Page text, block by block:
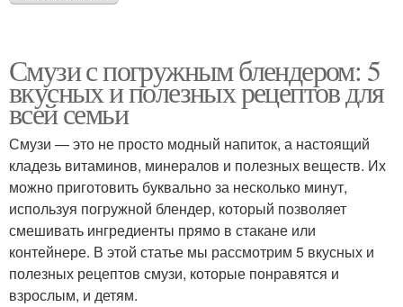
Смузи с погружным блендером: 5
вкусных и полезных рецептов для
всей семьи
Смузи — это не просто модный напиток, а настоящий
кладезь витаминов, минералов и полезных веществ. Их
можно приготовить буквально за несколько минут,
используя погружной блендер, который позволяет
смешивать ингредиенты прямо в стакане или
контейнере. В этой статье мы рассмотрим 5 вкусных и
полезных рецептов смузи, которые понравятся и
взрослым, и детям.